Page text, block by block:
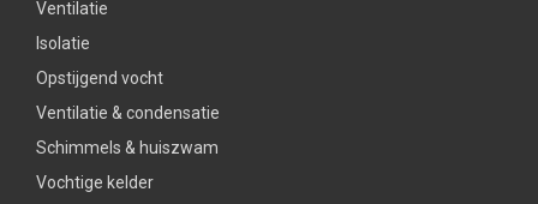
Ventilatie
Isolatie
Opstijgend vocht
Ventilatie & condensatie
Schimmels & huiszwam
Vochtige kelder